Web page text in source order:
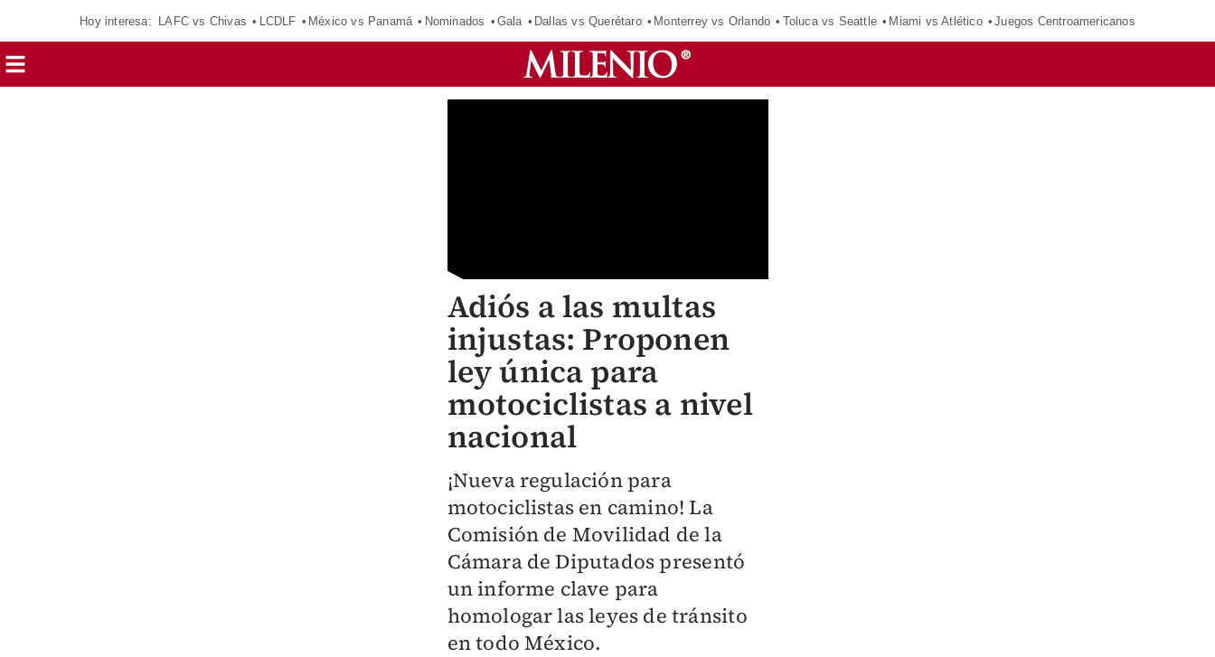
Hoy interesa: LAFC vs Chivas LCDLF México vs Panamá Nominados Gala Dallas vs Querétaro Monterrey vs Orlando Toluca vs Seattle Miami vs Atlético Juegos Centroamericanos
Adiós a las multas
injustas: Proponen
ley única para
motociclistas a nivel
nacional
¡Nueva regulación para
motociclistas en camino! La
Comisión de Movilidad de la
Cámara de Diputados presentó
un informe clave para
homologar las leyes de tránsito
en todo México.